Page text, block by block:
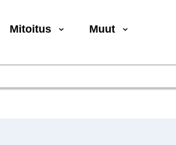
Mitoitus Muut